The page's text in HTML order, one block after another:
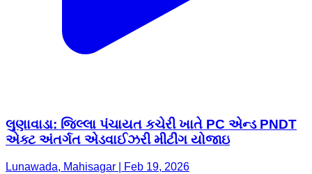
લુણાવાડા: જિલ્લા પંચાયત કચેરી ખાતે PC એન્ડ PNDT
એક્ટ અંતર્ગત એડવાઈઝરી મીટીંગ યોજાઇ
Lunawada, Mahisagar | Feb 19, 2026